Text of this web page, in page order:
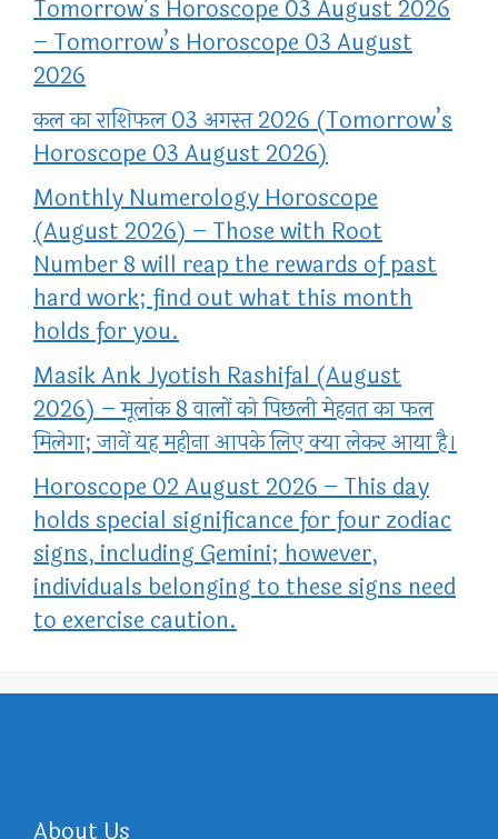
Tomorrow’s Horoscope 03 August 2026
– Tomorrow’s Horoscope 03 August
2026
कल का राशिफल 03 अगस्त 2026 (Tomorrow’s
Horoscope 03 August 2026)
Monthly Numerology Horoscope
(August 2026) – Those with Root
Number 8 will reap the rewards of past
hard work; find out what this month
holds for you.
Masik Ank Jyotish Rashifal (August
2026) – मूलांक 8 वालों को पिछली मेहनत का फल
मिलेगा; जानें यह महीना आपके लिए क्या लेकर आया है।
Horoscope 02 August 2026 – This day
holds special significance for four zodiac
signs, including Gemini; however,
individuals belonging to these signs need
to exercise caution.